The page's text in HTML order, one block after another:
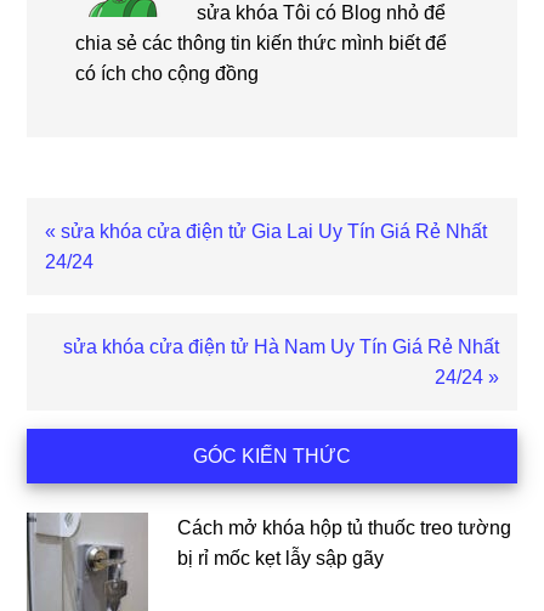
sửa khóa Tôi có Blog nhỏ để
chia sẻ các thông tin kiến thức mình biết để
có ích cho cộng đồng
Bài
viết
« sửa khóa cửa điện tử Gia Lai Uy Tín Giá Rẻ Nhất
24/24
Bài
sửa khóa cửa điện tử Hà Nam Uy Tín Giá Rẻ Nhất
24/24 »
chính
GÓC KIẾN THỨC
Cách mở khóa hộp tủ thuốc treo tường
bị rỉ mốc kẹt lẫy sập gãy